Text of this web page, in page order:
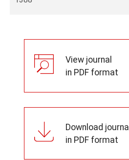
View journal
in PDF format
Download journal
in PDF format